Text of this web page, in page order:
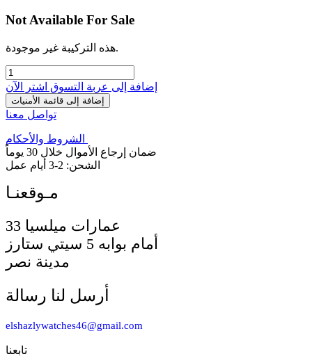
Not Available For Sale
هذه التركيبة غير موجودة.
إضافة إلى عربة التسوق اشترِ الآن
إضافة إلى قائمة الأمنيات
تواصل معنا
الشروط والأحكام
ضمان إرجاع الأموال خلال 30 يوماً
الشحن: 2-3 أيام عمل
أمام بوابه 5 سيتي ستارز
مدينة نصر
أرسل لنا رسالة
elshazlywatches46@gmail.com
تابعنا